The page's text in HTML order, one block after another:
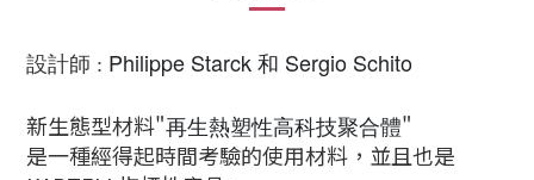
設計師 : Philippe Starck 和 Sergio Schito
新生態型材料"再生熱塑性高科技聚合體"
是一種經得起時間考驗的使用材料，並且也是